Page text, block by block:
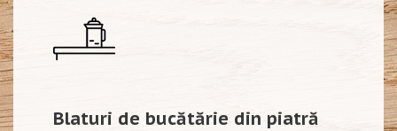
Blaturi de bucătărie din piatră